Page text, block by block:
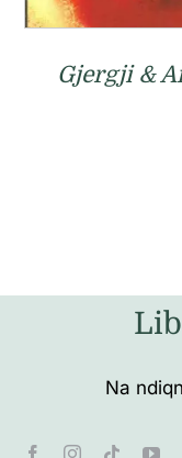
Gjergji &
Na